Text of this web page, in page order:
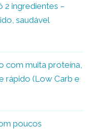
2 ingredientes –
saudável
com muita proteína,
rápido (Low Carb e
poucos